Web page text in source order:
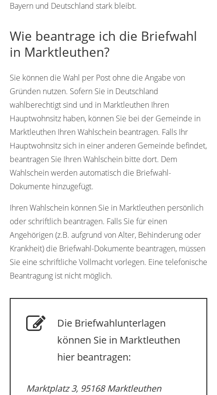
Bayern und Deutschland stark bleibt.
Wie beantrage ich die Briefwahl
in Marktleuthen?
Sie können die Wahl per Post ohne die Angabe von
Gründen nutzen. Sofern Sie in Deutschland
wahlberechtigt sind und in Marktleuthen Ihren
Hauptwohnsitz haben, können Sie bei der Gemeinde in
Marktleuthen Ihren Wahlschein beantragen. Falls Ihr
Hauptwohnsitz sich in einer anderen Gemeinde befindet,
beantragen Sie Ihren Wahlschein bitte dort. Dem
Wahlschein werden automatisch die Briefwahl-
Dokumente hinzugefügt.
Ihren Wahlschein können Sie in Marktleuthen persönlich
oder schriftlich beantragen. Falls Sie für einen
Angehörigen (z.B. aufgrund von Alter, Behinderung oder
Krankheit) die Briefwahl-Dokumente beantragen, müssen
Sie eine schriftliche Vollmacht vorlegen. Eine telefonische
Beantragung ist nicht möglich.
Die Briefwahlunterlagen
können Sie in Marktleuthen
hier beantragen:
Marktplatz 3, 95168 Marktleuthen